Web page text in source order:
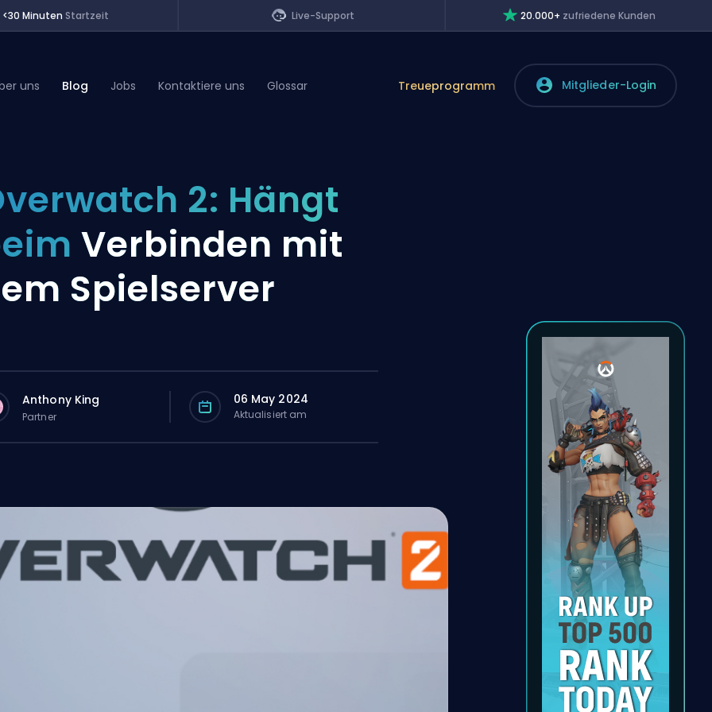
<30 Minuten Startzeit Live-Support 20.000+ zufriedene Kunden
uns Blog Jobs Kontaktiere uns Glossar Treueprogramm Mitglieder-Login
2: Hängt
Verbinden mit
Spielserver
Anthony King
Partner
06 May 2024
Aktualisiert am